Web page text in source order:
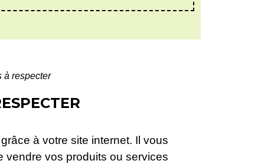
à respecter
grâce à votre site internet. Il vous
vendre vos produits ou services